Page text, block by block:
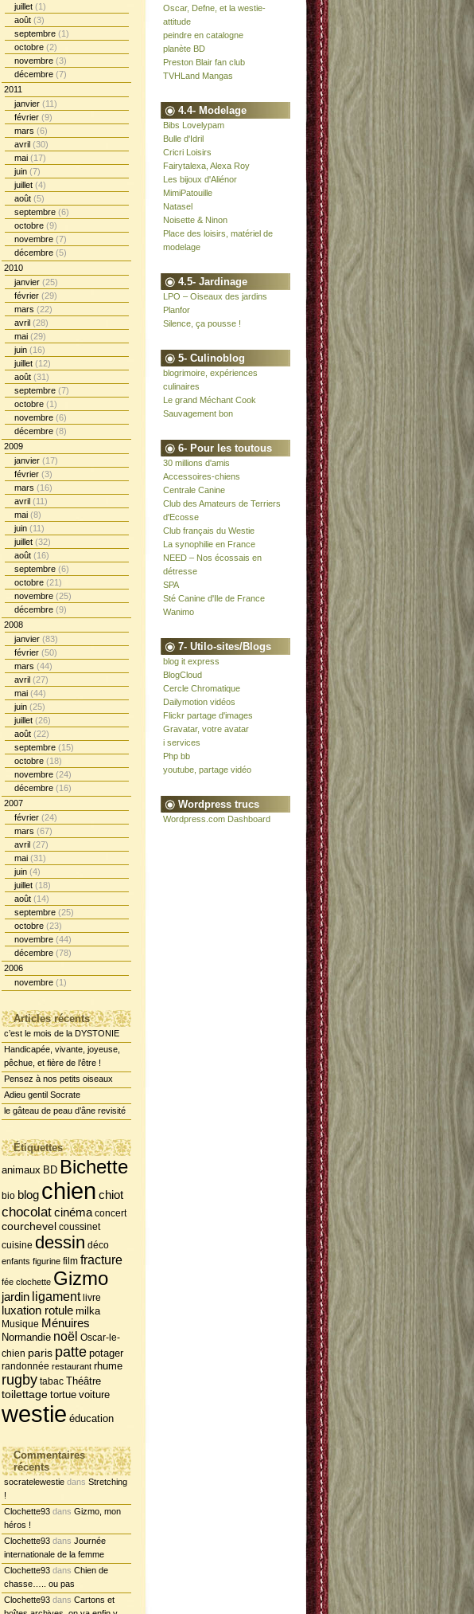
juillet (1)
août (3)
septembre (1)
octobre (2)
novembre (3)
décembre (7)
2011
janvier (11)
février (9)
mars (6)
avril (30)
mai (17)
juin (7)
juillet (4)
août (5)
septembre (6)
octobre (9)
novembre (7)
décembre (5)
2010
janvier (25)
février (29)
mars (22)
avril (28)
mai (29)
juin (16)
juillet (12)
août (31)
septembre (7)
octobre (1)
novembre (6)
décembre (8)
2009
janvier (17)
février (3)
mars (16)
avril (11)
mai (8)
juin (11)
juillet (32)
août (16)
septembre (6)
octobre (21)
novembre (25)
décembre (9)
2008
janvier (83)
février (50)
mars (44)
avril (27)
mai (44)
juin (25)
juillet (26)
août (22)
septembre (15)
octobre (18)
novembre (24)
décembre (16)
2007
février (24)
mars (67)
avril (27)
mai (31)
juin (4)
juillet (18)
août (14)
septembre (25)
octobre (23)
novembre (44)
décembre (78)
2006
novembre (1)
Articles récents
c’est le mois de la DYSTONIE
Handicapée, vivante, joyeuse,
pêchue, et fière de l’être !
Pensez à nos petits oiseaux
Adieu gentil Socrate
le gâteau de peau d’âne revisité
Étiquettes
animaux BD Bichette
bio blog chien chiot
chocolatcinéma concert
courchevel coussinet
cuisine dessin déco
enfants figurine film fracture
fée clochette Gizmo
jardin ligament livre
luxation rotule milka
Musique Ménuires
Normandie noël Oscar-le-
chien paris patte potager
randonnée restaurant rhume
rugby tabac Théâtre
toilettage tortue voiture
westie éducation
Commentaires
récents
socratelewestie dans Stretching
!
Clochette93 dans Gizmo, mon
héros !
Clochette93 dans Journée
internationale de la femme
Clochette93 dans Chien de
chasse….. ou pas
Clochette93 dans Cartons et
Oscar, Defne, et la westie-
attitude
peindre en catalogne
planète BD
Preston Blair fan club
TVHLand Mangas
4.4- Modelage
Bibs Lovelypam
Bulle d'Idril
Cricri Loisirs
Fairytalexa, Alexa Roy
Les bijoux d'Aliénor
MimiPatouille
Natasel
Noisette & Ninon
Place des loisirs, matériel de
modelage
4.5- Jardinage
LPO – Oiseaux des jardins
Planfor
Silence, ça pousse !
5- Culinoblog
blogrimoire, expériences
culinaires
Le grand Méchant Cook
Sauvagement bon
6- Pour les toutous
30 millions d'amis
Accessoires-chiens
Centrale Canine
Club des Amateurs de Terriers
d'Ecosse
Club français du Westie
La synophilie en France
NEED – Nos écossais en
détresse
SPA
Sté Canine d'Ile de France
Wanimo
7- Utilo-sites/Blogs
blog it express
BlogCloud
Cercle Chromatique
Dailymotion vidéos
Flickr partage d'images
Gravatar, votre avatar
i services
Php bb
youtube, partage vidéo
Wordpress trucs
Wordpress.com Dashboard